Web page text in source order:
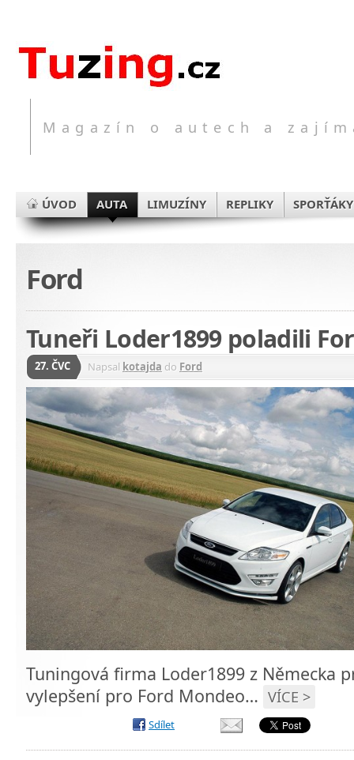
Magazín o autech a
ÚVOD AUTA LIMUZÍNY REPLIKY SPORŤÁKY
Ford
Tuneři Loder1899 poladili
27. ČVC Napsal kotajda do Ford
Tuningová firma Loder1899 z Německa
vylepšení pro Ford Mondeo… VÍCE >
Sdílet